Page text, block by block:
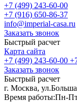
+7 (499) 243-60-00
+7 (916) 650-86-37
info@imperial-casa.ru
Заказать звонок
Быстрый расчет
Карта сайта
+7 (499) 243-60-00
Заказать звонок
Быстрый расчет
г. Москва,
Время работы:Пн-Пт